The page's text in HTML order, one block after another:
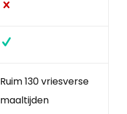
Ruim 130 vriesverse
maaltijden